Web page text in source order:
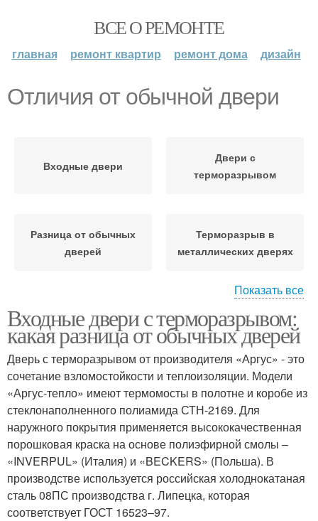
ВСЕ О РЕМОНТЕ
главная ремонт квартир ремонт дома дизайн
Отличия от обычной двери
Входные двери
Двери с
терморазрывом
Разница от обычных
дверей
Терморазрыв в
металлических дверях
Уличные двери Двери в частный дом
Металлические двери
Уход за металлической
дверью
Двери с двойным
терморазрывом
Терморазрыв от
обычных дверей
Показать все
Входные двери с терморазрывом:
какая разница от обычных дверей
Дверь с терморазрывом от производителя «Аргус» - это
сочетание взломостойкости и теплоизоляции. Модели
«Аргус-тепло» имеют термомосты в полотне и коробе из
стеклонаполненного полиамида СТН-2169. Для
наружного покрытия применяется высококачественная
порошковая краска на основе полиэфирной смолы –
«INVERPUL» (Италия) и «BECKERS» (Польша). В
производстве используется российская холоднокатаная
сталь 08ПС производства г. Липецка, которая
соответствует ГОСТ 16523–97.